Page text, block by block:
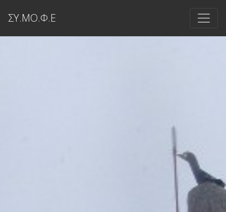
ΣΥ.ΜΟ.Φ.Ε